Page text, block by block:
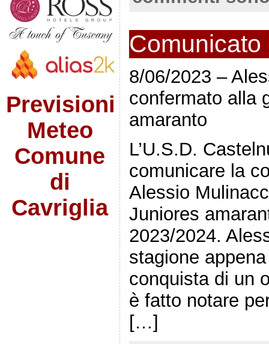
Previsioni
Meteo
Comune
di
Cavriglia
Comunicato
8/06/2023 –
confermato alla
amaranto
L’U.S.D.
comunicare la
Alessio
Juniores
2023/2024.
stagione
conquista di un
è fatto notare
[…]